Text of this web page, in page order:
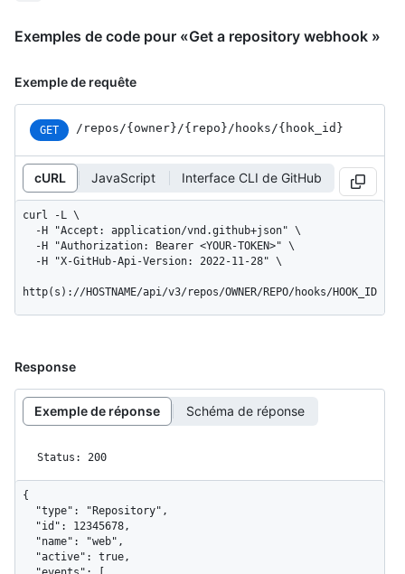
Exemples de code pour «Get a repository webhook »
Exemple de requête
GET /repos /{owner} /{repo} /hooks /{hook_ id}
cURL JavaScript Interface CLI de GitHub
curl -L \
http(s)://HOSTNAME/api/v3/repos/OWNER/REPO/hooks/HOOK_ID
Response
Exemple de réponse Schéma de réponse
Status: 200
{